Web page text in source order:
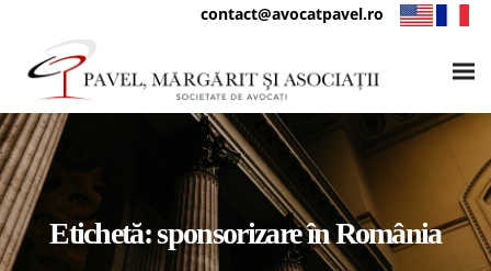
contact@avocatpavel.ro
Etichetă:sponsorizare în România